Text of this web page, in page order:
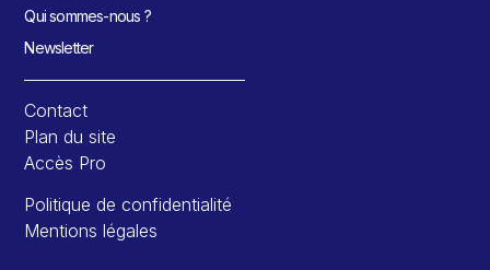
Qui sommes-nous ?
Newsletter
Contact
Plan du site
Accès Pro
Politique de confidentialité
Mentions légales